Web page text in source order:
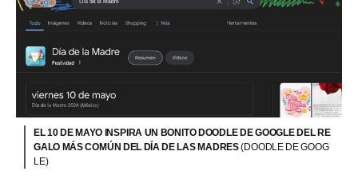
EL 10 DE MAYO INSPIRA UN BONITO DOODLE DE GOOGLE DEL RE
GALO MÁS COMÚN DEL DÍA DE LAS MADRES(DOODLE DE GOOG
LE)